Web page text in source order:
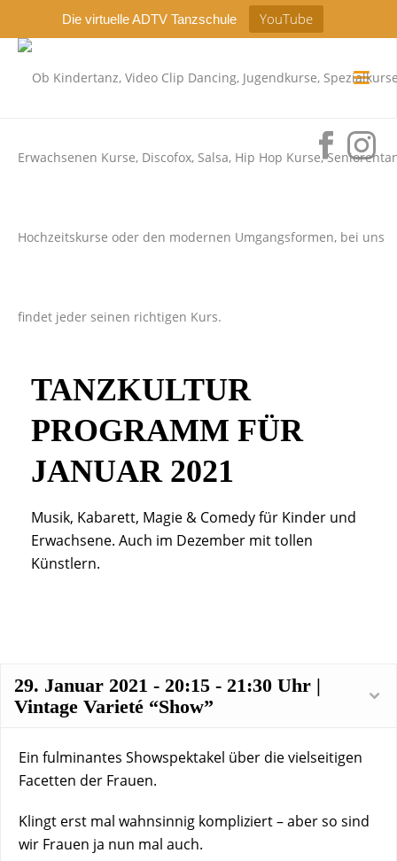
Die virtuelle ADTV Tanzschule YouTube
TANZKULTUR
PROGRAMM FÜR
JANUAR 2021
Musik, Kabarett, Magie & Comedy für Kinder und
Erwachsene. Auch im Dezember mit tollen
Künstlern.
29. Januar 2021 - 20:15 - 21:30 Uhr |
Vintage Varieté “Show”
Ein fulminantes Showspektakel über die vielseitigen
Facetten der Frauen.
Klingt erst mal wahnsinnig kompliziert – aber so sind
wir Frauen ja nun mal auch.